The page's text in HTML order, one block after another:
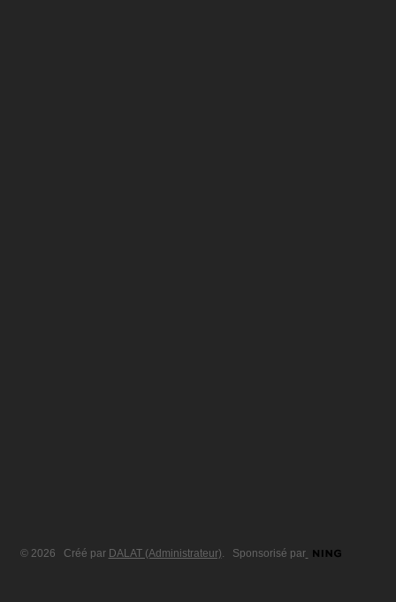
© 2026 Créé par DALAT (Administrateur). Sponsorisé par